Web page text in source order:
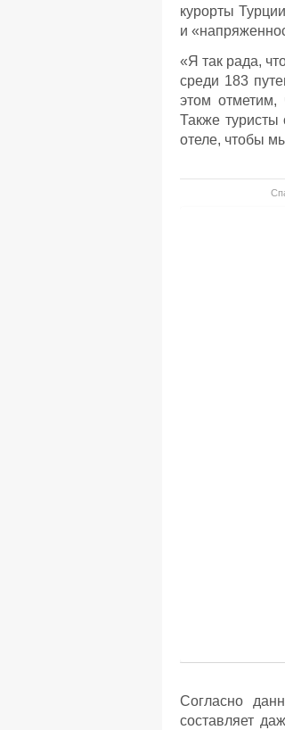
курорты
и
«Я так рада,
среди 183
этом отметим,
Также туристы
отеле, чтобы
Согласно
составляет